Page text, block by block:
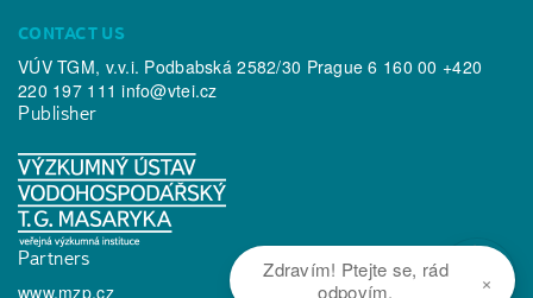
CONTACT US
VÚV TGM, v.v.i. Podbabská 2582/30 Prague 6 160 00 +420
220 197 111info@vtei.cz
Publisher
Partners
www.mzp.cz
Zdravím! Ptejte se, rád
odpovím.
×